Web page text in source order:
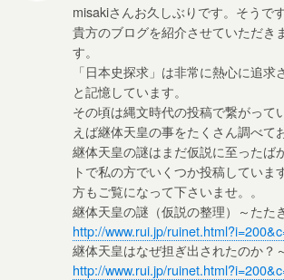
misakiさんお久しぶりです。そうで
貴方のブログを紹介させていただき
す。
「日本史探求」は非常に熱心に追
と記憶しています。
その頃は縄文時代の投稿で繋がって
えば継体天皇の事をたくさん調べて
継体天皇の謎はまだ仮説に至ったば
トで私の方でいくつか投稿していま
方もご覧になって下さいませ。。
継体天皇の謎（仮説の整理）～たた
http://www.rui.jp/
継体天皇はなぜ担ぎ出されたのか？
http://www.rui.jp/